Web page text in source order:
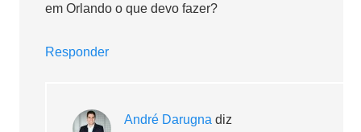
em Orlando o que devo fazer?
Responder
André Darugna diz